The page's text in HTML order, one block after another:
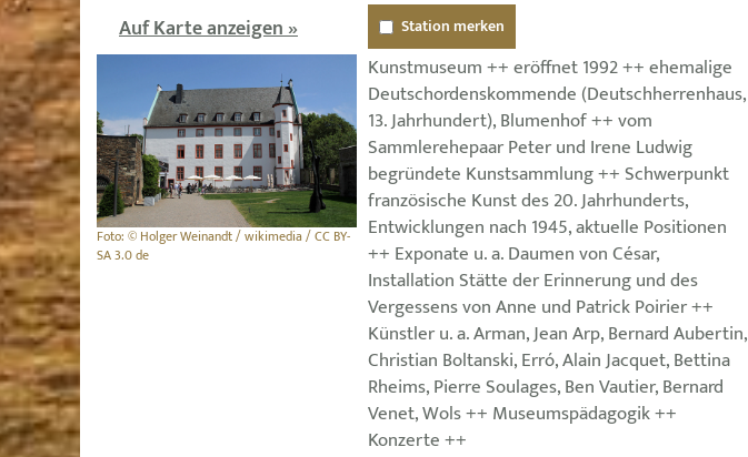
Auf Karte anzeigen »
Foto: © Holger Weinandt / wikimedia / CC BY-
SA 3.0 de
Station merken
Kunstmuseum ++ eröffnet 1992 ++ ehemalige
Deutschordenskommende (Deutschherrenhaus,
13. Jahrhundert), Blumenhof ++ vom
Sammlerehepaar Peter und Irene Ludwig
begründete Kunstsammlung ++ Schwerpunkt
französische Kunst des 20. Jahrhunderts,
Entwicklungen nach 1945, aktuelle Positionen
++ Exponate u. a. Daumen von César,
Installation Stätte der Erinnerung und des
Vergessens von Anne und Patrick Poirier ++
Künstler u. a. Arman, Jean Arp, Bernard Aubertin,
Christian Boltanski, Erró, Alain Jacquet, Bettina
Rheims, Pierre Soulages, Ben Vautier, Bernard
Venet, Wols ++ Museumspädagogik ++
Konzerte ++